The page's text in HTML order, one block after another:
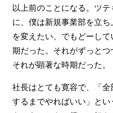
以上前のことになる。ツ
に、僕は新規事業部を立
を変えたい、でもどーし
期だった。それがずっと
それが顕著な時期だった。
社長はとても寛容で、「
するまでやればいい」と